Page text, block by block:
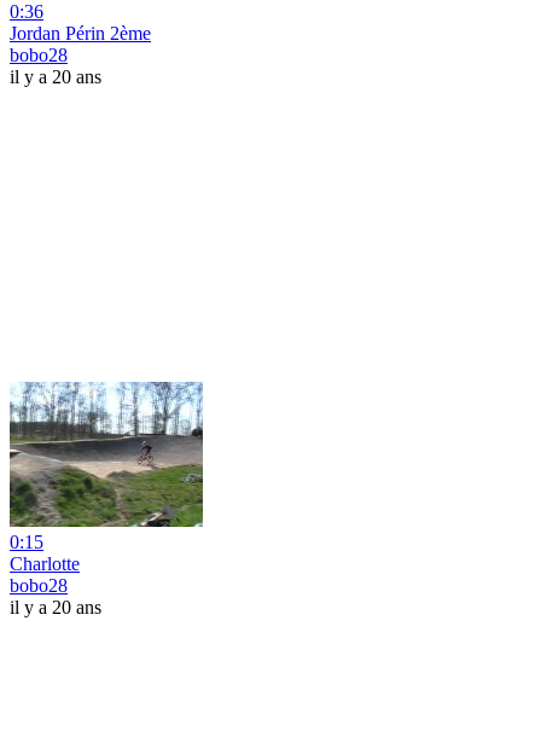
0:36
Jordan Périn 2ème
bobo28
il y a 20 ans
0:15
Charlotte
bobo28
il y a 20 ans